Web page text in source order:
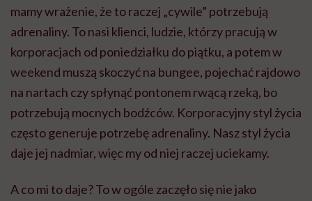
mamy wrażenie, że to raczej „cywile” potrzebują
adrenaliny. To nasi klienci, ludzie, którzy pracują w
korporacjach od poniedziałku do piątku, a potem w
weekend muszą skoczyć na bungee, pojechać rajdowo
na nartach czy spłynąć pontonem rwącą rzeką, bo
potrzebują mocnych bodźców. Korporacyjny styl życia
często generuje potrzebę adrenaliny. Nasz styl życia
daje jej nadmiar, więc my od niej raczej uciekamy.
A co mi to daje? To w ogóle zaczęło się nie jako